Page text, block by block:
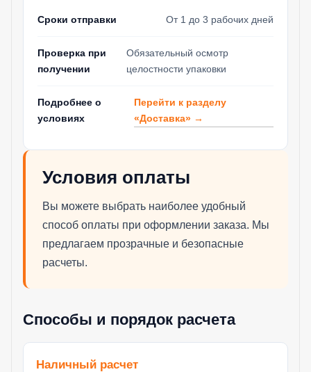
Сроки отправки От 1 до 3 рабочих дней
Проверка при
получении
Обязательный осмотр
целостности упаковки
Подробнее о
условиях
Перейти к разделу
«Доставка» →
Условия оплаты
Вы можете выбрать наиболее удобный
способ оплаты при оформлении заказа. Мы
предлагаем прозрачные и безопасные
расчеты.
Способы и порядок расчета
Наличный расчет